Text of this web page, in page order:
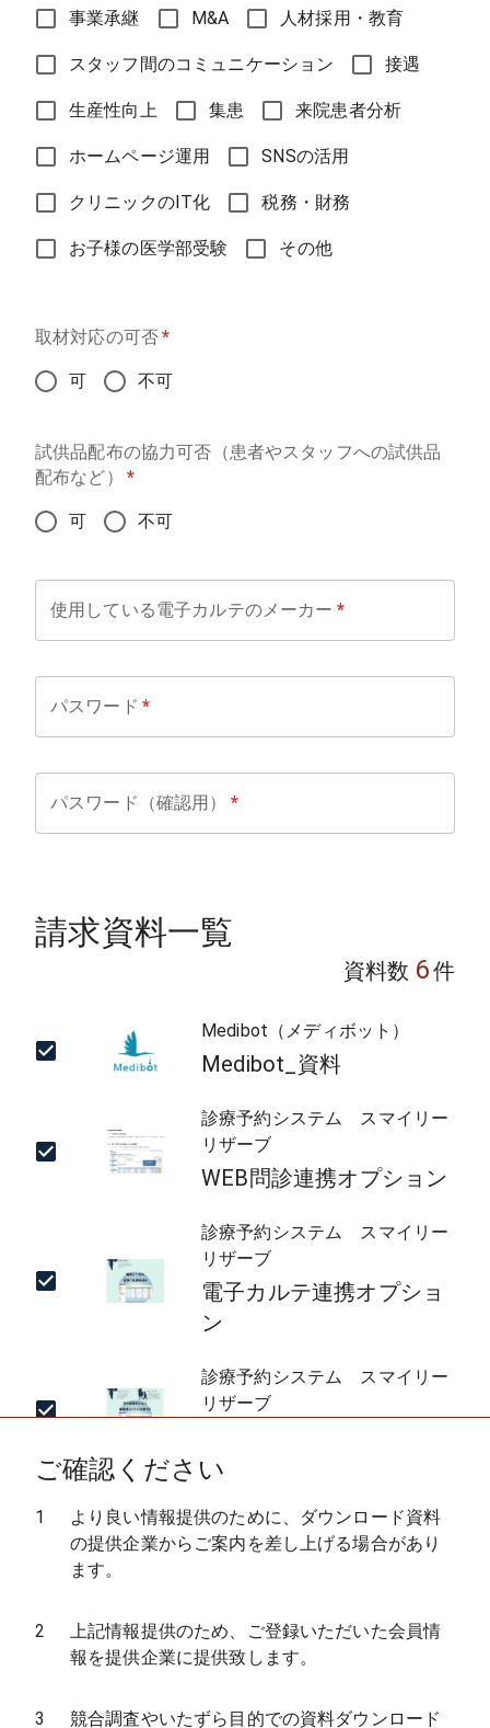
事業承継 M&A 人材採用・教育
スタッフ間のコミュニケーション 接遇
生産性向上 集患 来院患者分析
ホームページ運用 SNSの活用
クリニックのIT化 税務・財務
お子様の医学部受験 その他
取材対応の可否*
可 不可
試供品配布の協力可否（患者やスタッフへの試供品
配布など）
*
可 不可
使用している電子カルテのメーカー *
パスワード *
パスワード（確認用） *
請求資料一覧
資料数 6件
Medibot（メディボット）
Medibot_資料
診療予約システム スマイリー
リザーブ
WEB問診連携オプション
診療予約システム スマイリー
リザーブ
電子カルテ連携オプショ
ン
診療予約システム スマイリー
リザーブ
MEDISMA予約概要資料
資料
ご確認ください
1
より良い情報提供のために、ダウンロード資料
の提供企業からご案内を差し上げる場合があり
ます。
2
上記情報提供のため、ご登録いただいた会員情
報を提供企業に提供致します。
3 競合調査やいたずら目的での資料ダウンロード